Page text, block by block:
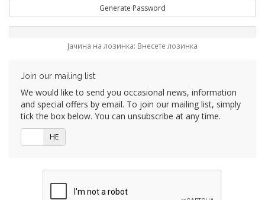
Generate Password
Јачина на лозинка: Внесете лозинка
Join our mailing list
We would like to send you occasional news, information
and special offers by email. To join our mailing list, simply
tick the box below. You can unsubscribe at any time.
НЕ